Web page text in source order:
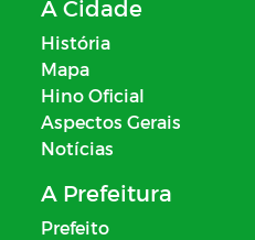
A Cidade
História
Mapa
Hino Oficial
Aspectos Gerais
Notícias
A Prefeitura
Prefeito